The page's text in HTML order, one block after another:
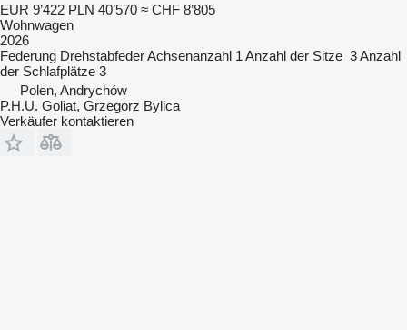
EUR 9’422 PLN 40’570 ≈ CHF 8’805
Wohnwagen
2026
Federung DrehstabfederAchsenanzahl 1 Anzahl der Sitze 3Anzahl
der Schlafplätze 3
Polen, Andrychów
P.H.U. Goliat, Grzegorz Bylica
Verkäufer kontaktieren